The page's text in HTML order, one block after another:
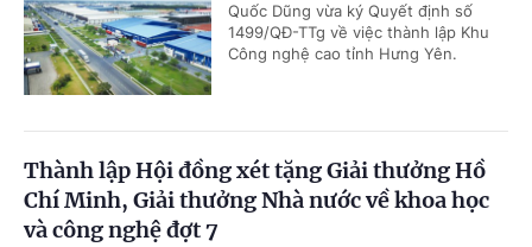
Quốc Dũng vừa ký Quyết định số
1499/QĐ-TTg về việc thành lập Khu
Công nghệ cao tỉnh Hưng Yên.
Thành lập Hội đồng xét tặng Giải thưởng Hồ
Chí Minh, Giải thưởng Nhà nước về khoa học
và công nghệ đợt 7